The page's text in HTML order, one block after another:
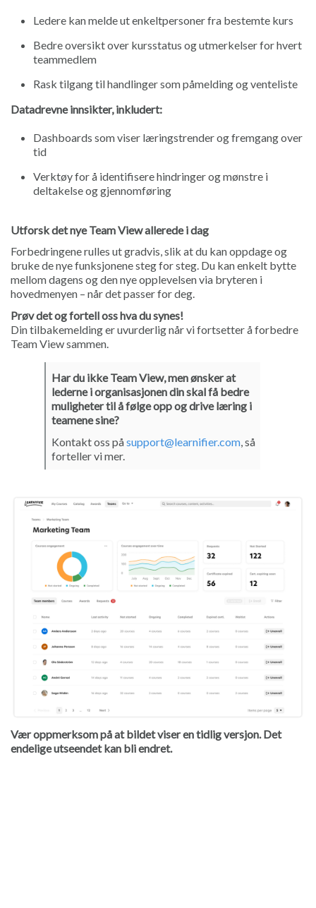
Ledere kan melde ut enkeltpersoner fra bestemte kurs
Bedre oversikt over kursstatus og utmerkelser for hvert
teammedlem
Rask tilgang til handlinger som påmelding og venteliste
Datadrevne innsikter, inkludert:
Dashboards som viser læringstrender og fremgang over
tid
Verktøy for å identifisere hindringer og mønstre i
deltakelse og gjennomføring
Utforsk det nye Team View allerede i dag
Forbedringene rulles ut gradvis, slik at du kan oppdage og
bruke de nye funksjonene steg for steg. Du kan enkelt bytte
mellom dagens og den nye opplevelsen via bryteren i
hovedmenyen – når det passer for deg.
Prøv det og fortell oss hva du synes!
Din tilbakemelding er uvurderlig når vi fortsetter å forbedre
Team View sammen.
Har du ikke Team View, men ønsker at
lederne i organisasjonen din skal få bedre
muligheter til å følge opp og drive læring i
teamene sine?
Kontakt oss påsupport@learnifier.com , så
forteller vi mer.
Vær oppmerksom på at bildet viser en tidlig versjon. Det
endelige utseendet kan bli endret.